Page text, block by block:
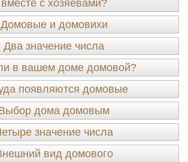
вместе с хозяевами?
Домовые и домовихи
Два значение числа
в вашем доме домовой?
появляются домовые
дома домовым
значение числа
вид домового